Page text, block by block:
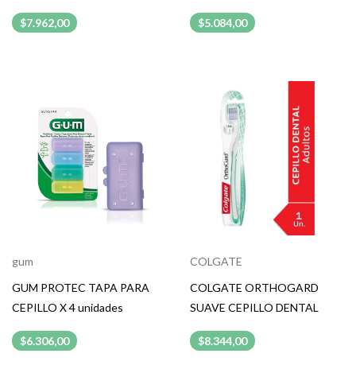
$7.962,00 $5.084,00
gum
GUM PROTEC TAPA PARA
CEPILLO X 4 unidades
$6.306,00
COLGATE
COLGATE ORTHOGARD
SUAVE CEPILLO DENTAL
$8.344,00